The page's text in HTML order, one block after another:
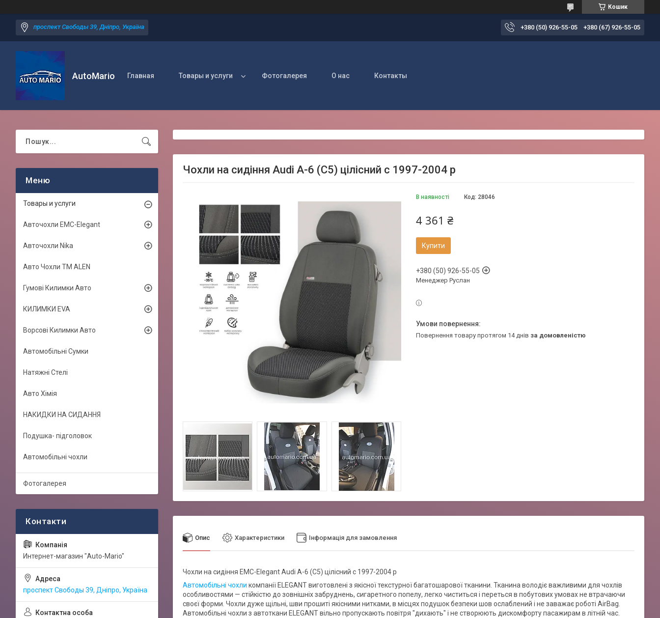
Кошик
проспект Свободы 39, Дніпро, Україна +380 (50) 926-55-05 +380 (67) 926-55-05
AutoMario Главная Товары и услуги Фотогалерея О нас Контакты
Чохли на сидіння Audi А-6 (C5) цілісний c 1997-2004 р
В наявності Код: 28046
4 361 ₴
Купити
+380 (50) 926-55-05
Менеджер Руслан
повернення товару протягом 14 днів за домовленістю
Опис Характеристики Інформація для замовлення
Чохли на сидіння EMC-Elegant Audi А-6 (C5) цілісний c 1997-2004 р
Автомобільні чохли компанії ELEGANT виготовлені з якісної текстурної багатошарової тканини. Тканина володіє важливими для чохлів
особливостями — стійкістю до зовнішніх забруднень, сигаретного попелу, легко чиститься і переться в побутових умовах не втрачаючи
своєї форми. Чохли дуже щільні, шви прошиті якісними нитками, в місцях подушок безпеки шов ослаблений і не заважає роботі AirBag.
Автомобільні чохли з автоткани ELEGANT вільно пропускають повітря "дихають" і не створюють дискомфорту пасажирам в літній час.
Товары и услуги
Авточохли EMC-Elegant
Авточохли Nika
Авто Чохли TM ALEN
Гумові Килимки Авто
КИЛИМКИ EVA
Ворсові Килимки Авто
Автомобільні Сумки
Натяжні Стелі
Авто Хімія
НАКИДКИ НА СИДАННЯ
Подушка- підголовок
Автомобільні чохли
Фотогалерея
Интернет-магазин "Auto-Mario"
проспект Свободы 39, Дніпро, Україна